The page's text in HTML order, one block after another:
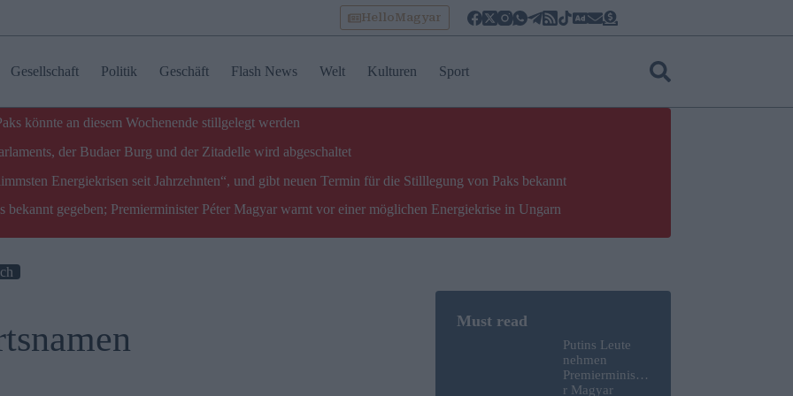
HelloMagyar
Gesellschaft Politik Geschäft Flash News Welt Kulturen Sport
könnte an diesem Wochenende stillgelegt werden
der Budaer Burg und der Zitadelle wird abgeschaltet
Energiekrisen seit Jahrzehnten“, und gibt neuen Termin für die Stilllegung von Paks bekannt
gegeben; Premierminister Péter Magyar warnt vor einer möglichen Energiekrise in Ungarn
Putins Leute
nehmen
Premierministe
r Magyar